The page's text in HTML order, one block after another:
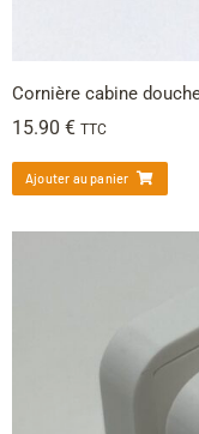
Cornière cabine
15.90 € TTC
Ajouter au panier